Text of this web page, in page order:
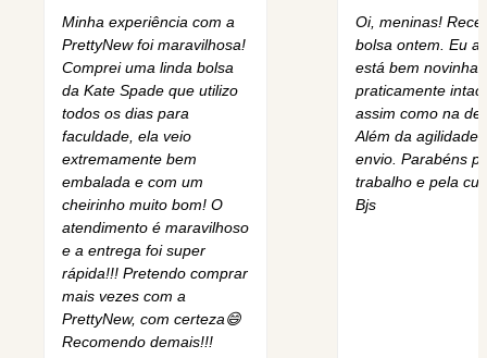
Minha experiência com a
PrettyNew foi maravilhosa!
Comprei uma linda bolsa
da Kate Spade que utilizo
todos os dias para
faculdade, ela veio
extremamente bem
embalada e com um
cheirinho muito bom! O
atendimento é maravilhoso
e a entrega foi super
rápida!!! Pretendo comprar
mais vezes com a
PrettyNew, com certeza😄
Recomendo demais!!!
Oi, meninas!
bolsa ontem. Eu
está bem novinha,
praticamente
assim como na
Além da agilidade
envio. Parabéns
trabalho e pela
Bjs